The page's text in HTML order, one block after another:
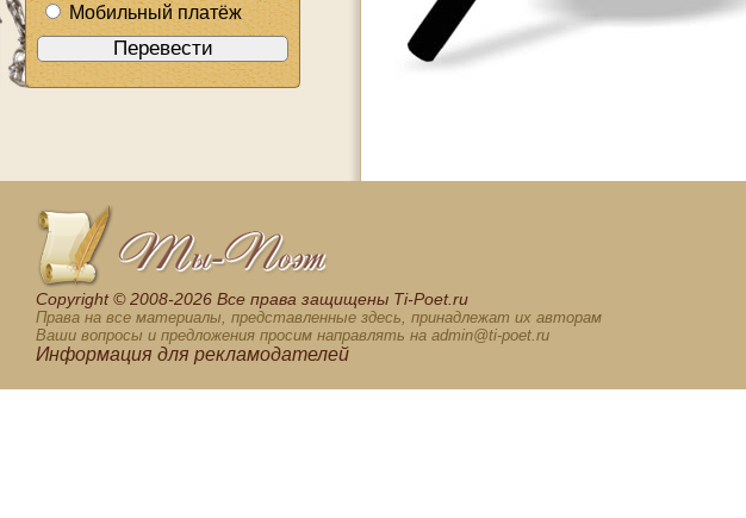
Мобильный платёж
Сopyright © 2008-2026 Все права защищены Ti-Poet.ru
Права на все материалы, представленные здесь, принадлежат их авторам
Ваши вопросы и предложения просим направлять на admin@ti-poet.ru
Информация для рекламодателей